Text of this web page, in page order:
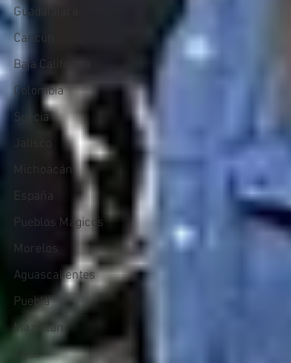
Guadalajara
Cancún
Baja California
Colombia
Suecia
Jalisco
Michoacán
España
Pueblos Mágicos
Morelos
Aguascalientes
Puebla
Mazatlán
Agua